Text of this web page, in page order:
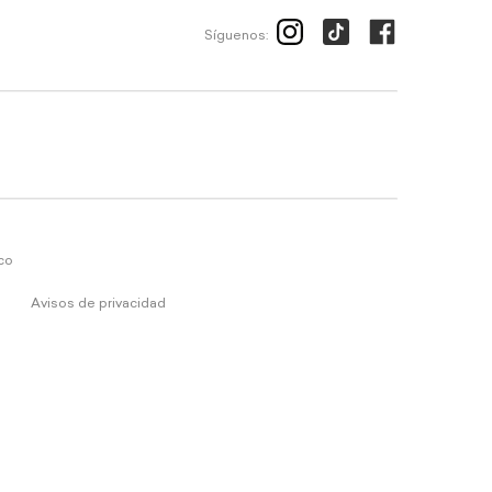
Síguenos:
Avisos de privacidad